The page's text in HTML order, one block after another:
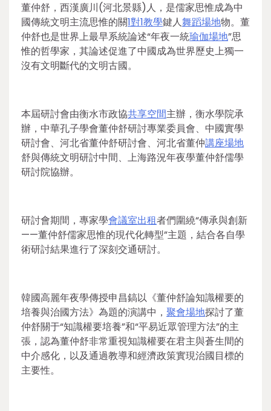
董仲舒，西漢廣川(河北景縣)人，是儒家思惟成為中
國傳統文明主流思惟的關1對1教學鍵人舞蹈場地物。董
仲舒也是世界上最早系統論述“年夜一統瑜伽場地”思
惟的哲學家，其論述促進了中國成為世界歷史上獨一
沒有文明斷代的文明古國。
本屆研討會由衡水市政協共享空間主辦，衡水學院承
辦，中華孔子學會董仲舒研討專業委員會、中國實學
研討會、河北省董仲舒研討會、河北省董仲講座場地
舒與傳統文明研討中間、上海路況年夜學董仲舒儒學
研討院協辦。
研討會期間，專家學會議室出租者們圍繞“傳承與創新
——董仲舒儒家思惟的現代化轉型”主題，結合各自學
術研討結果進行了深刻交通研討。
韓國高麗年夜學傳授申昌鎬以《董仲舒論知識權要的
培養與治國方法》為題的演講中， 聚會場地探討了董
仲舒關于“知識權要培養”和“平易近眾管理方法”的主
張，認為董仲舒非常重視知識權要在君主與蒼生間的
中介感化，以及通過教導和經濟政策實現治國目標的
主要性。